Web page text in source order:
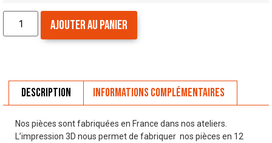
Ajouter au panier
Description Informations complémentaires
Nos pièces sont fabriquées en France dans nos ateliers.
L’impression 3D nous permet de fabriquer nos pièces en 12